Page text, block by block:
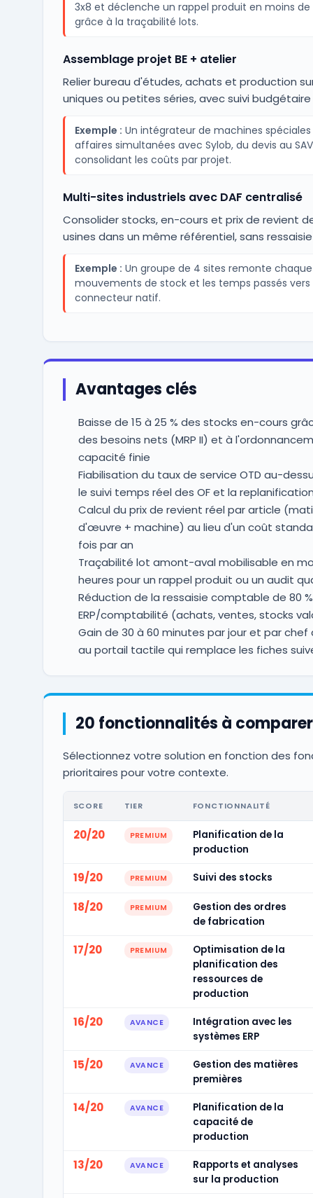
3x8 et déclenche un rappel produit en moins de
grâce à la traçabilité lots.
Assemblage projet BE + atelier
Relier bureau d'études, achats et production
uniques ou petites séries, avec suivi
Exemple : Un intégrateur de machines spéciales
affaires simultanées avec Sylob, du devis au
consolidant les coûts par projet.
Multi-sites industriels avec DAF centralisé
Consolider stocks, en-cours et prix de revient
usines dans un même référentiel, sans
Exemple : Un groupe de 4 sites remonte
mouvements de stock et les temps passés vers
connecteur natif.
Avantages clés
Baisse de 15 à 25 % des stocks en-cours
des besoins nets (MRP II) et à
capacité finie
Fiabilisation du taux de service OTD au-
le suivi temps réel des OF et la
Calcul du prix de revient réel par article
d'œuvre + machine) au lieu d'un coût
fois par an
Traçabilité lot amont-aval mobilisable en
heures pour un rappel produit ou un audit
Réduction de la ressaisie comptable de 80
ERP/comptabilité (achats, ventes, stocks
Gain de 30 à 60 minutes par jour et par
au portail tactile qui remplace les fiches
20 fonctionnalités à comparer
Sélectionnez votre solution en fonction des
prioritaires pour votre contexte.
SCORE TIER FONCTIONNALITÉ
20/20 PREMIUM
Planification de la
production
19/20 PREMIUM Suivi des stocks
18/20 PREMIUM
Gestion des ordres
de fabrication
17/20 PREMIUM
Optimisation de la
planification des
ressources de
production
16/20 AVANCE
Intégration avec les
systèmes ERP
15/20 AVANCE
Gestion des matières
premières
14/20 AVANCE
Planification de la
capacité de
production
13/20 AVANCE
Rapports et analyses
sur la production